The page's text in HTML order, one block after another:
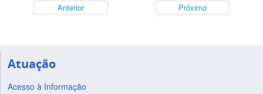
Anterior Próximo
Atuação
Acesso à Informação